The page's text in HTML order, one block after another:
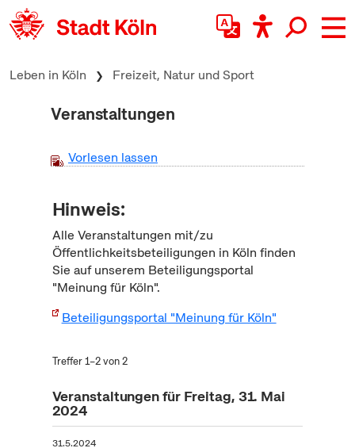
zum Inhalt springen
Leben in Köln Freizeit, Natur und Sport
Veranstaltungen
Vorlesen lassen
Hinweis:
Alle Veranstaltungen mit/zu
Öffentlichkeitsbeteiligungen in Köln finden
Sie auf unserem Beteiligungsportal
"Meinung für Köln".
Beteiligungsportal "Meinung für Köln"
Treffer 1–2 von 2
Veranstaltungen für Freitag, 31. Mai
2024
31.5.2024